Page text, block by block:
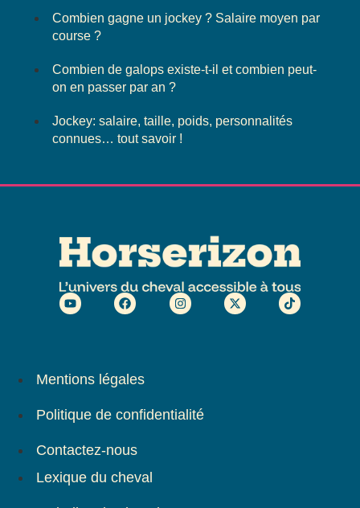
Combien gagne un jockey ? Salaire moyen par
course ?
Combien de galops existe-t-il et combien peut-
on en passer par an ?
Jockey: salaire, taille, poids, personnalités
connues… tout savoir !
Mentions légales
Politique de confidentialité
Contactez-nous
Lexique du cheval